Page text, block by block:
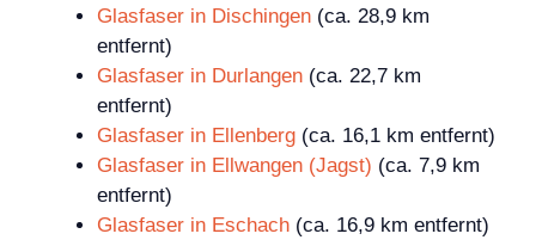
Glasfaser in Dischingen (ca. 28,9 km
entfernt)
Glasfaser in Durlangen (ca. 22,7 km
entfernt)
Glasfaser in Ellenberg (ca. 16,1 km entfernt)
Glasfaser in Ellwangen (Jagst) (ca. 7,9 km
entfernt)
Glasfaser in Eschach (ca. 16,9 km entfernt)